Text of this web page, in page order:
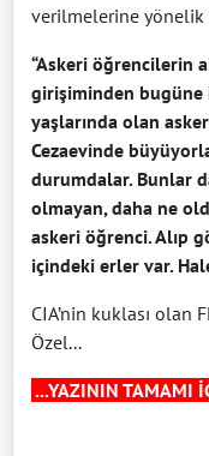
verilmelerine yönelik
“Askeri öğrencilerin
girişiminden bugüne
yaşlarında olan
Cezaevinde
durumdalar. Bunlar
olmayan, daha ne
askeri öğrenci. Alıp
içindeki erler var.
CIA’nin kuklası olan
Özel...
...YAZININ TAMAMI